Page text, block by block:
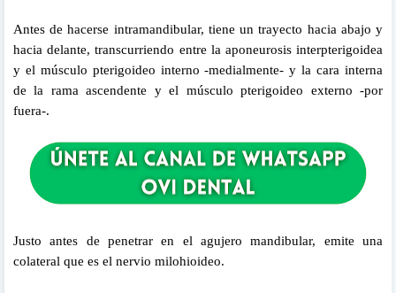
Antes de hacerse intramandibular, tiene un trayecto hacia abajo y
hacia delante, transcurriendo entre la aponeurosis interpterigoidea
y el músculo pterigoideo interno -medialmente- y la cara interna
de la rama ascendente y el músculo pterigoideo externo -por
fuera-.
Justo antes de penetrar en el agujero mandibular, emite una
colateral que es el nervio milohioideo.